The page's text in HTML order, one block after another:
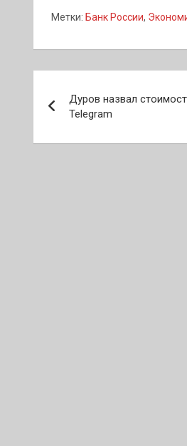
Метки: Банк России,
по
записям
Дуров назвал
Telegram